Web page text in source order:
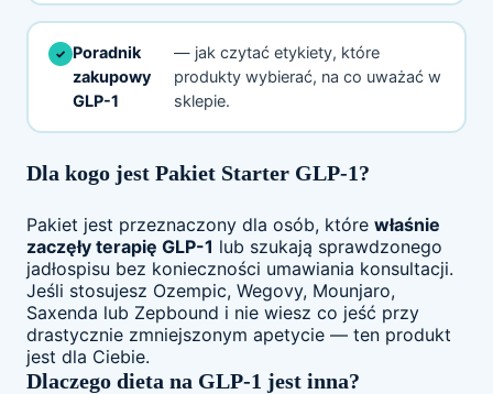
Poradnik
zakupowy
GLP-1
— jak czytać etykiety, które
produkty wybierać, na co uważać w
sklepie.
Dla kogo jest Pakiet Starter GLP-1?
Pakiet jest przeznaczony dla osób, które właśnie
zaczęły terapię GLP-1 lub szukają sprawdzonego
jadłospisu bez konieczności umawiania konsultacji.
Jeśli stosujesz Ozempic, Wegovy, Mounjaro,
Saxenda lub Zepbound i nie wiesz co jeść przy
drastycznie zmniejszonym apetycie — ten produkt
jest dla Ciebie.
Dlaczego dieta na GLP-1 jest inna?